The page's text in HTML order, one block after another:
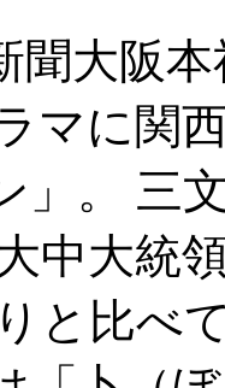
聞大阪
マに関
」。 三
中大統
と比べ